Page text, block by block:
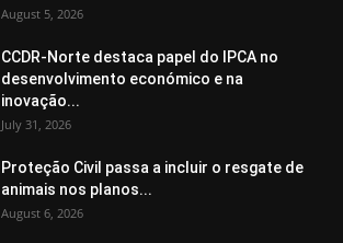
August 5, 2026
CCDR-Norte destaca papel do IPCA no
desenvolvimento económico e na
inovação...
July 31, 2026
Proteção Civil passa a incluir o resgate de
animais nos planos...
August 6, 2026